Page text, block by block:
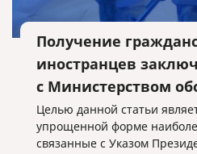
Получение
иностранцев
с Министерством
Целью данной статьи
упрощенной форме
связанные с Указом